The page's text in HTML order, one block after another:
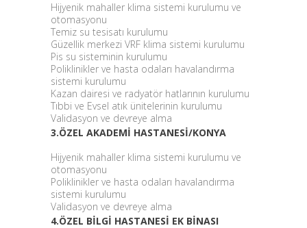
Hijyenik mahaller klima sistemi kurulumu ve
otomasyonu
Temiz su tesisatı kurulumu
Güzellik merkezi VRF klima sistemi kurulumu
Pis su sisteminin kurulumu
Poliklinikler ve hasta odaları havalandırma
sistemi kurulumu
Kazan dairesi ve radyatör hatlarının kurulumu
Tıbbi ve Evsel atık ünitelerinin kurulumu
Validasyon ve devreye alma
3.ÖZEL AKADEMİ HASTANESİ/KONYA
Hijyenik mahaller klima sistemi kurulumu ve
otomasyonu
Poliklinikler ve hasta odaları havalandırma
sistemi kurulumu
Validasyon ve devreye alma
4.ÖZEL BİLGİ HASTANESİ EK BİNASI